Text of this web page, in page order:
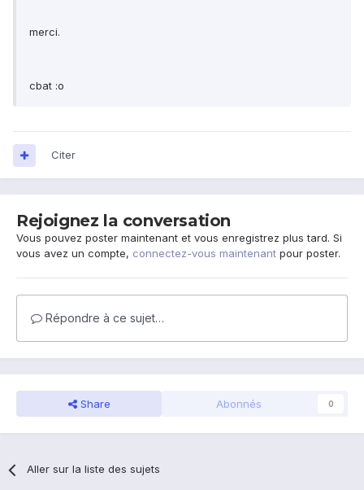
merci.
cbat :o
Citer
Rejoignez la conversation
Vous pouvez poster maintenant et vous enregistrez plus tard. Si
vous avez un compte, connectez-vous maintenant pour poster.
Répondre à ce sujet…
Share Abonnés 0
Aller sur la liste des sujets